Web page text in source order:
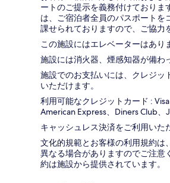
ートのご提示を義務付け​ておりま
は、ご宿泊者全員のパスポートを
課せられておりますの​で、ご協力
この施設にはエレベーターはあり
施設には消火器、煙感知器が備わ
施設でのお支払いには、クレジッ
いただけます。
利用可能なクレジットカード :
American Express、Diners Club、
キャッシュレス決済をご利用いた
文化的規範とお客様の利用規約は
異なる場合がありますのでご注意
約は施設から提供されています。